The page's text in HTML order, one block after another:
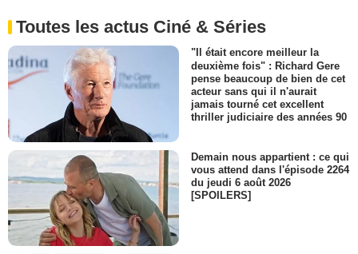
Toutes les actus Ciné & Séries
"Il était encore meilleur la
deuxième fois" : Richard Gere
pense beaucoup de bien de cet
acteur sans qui il n'aurait
jamais tourné cet excellent
thriller judiciaire des années 90
Demain nous appartient : ce qui
vous attend dans l'épisode 2264
du jeudi 6 août 2026
[SPOILERS]